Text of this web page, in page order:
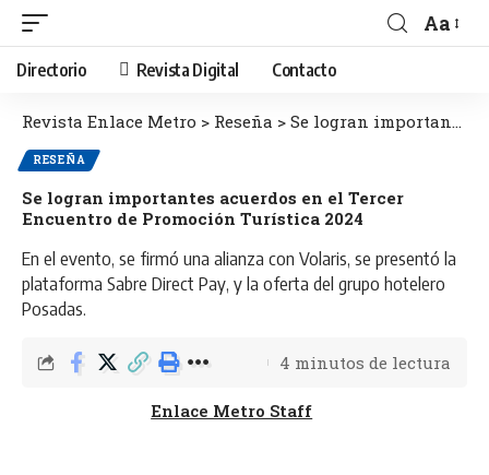
Aa
Directorio Revista Digital Contacto
Revista Enlace Metro > Reseña > Se logran importantes acuerdos en el Tercer Encuentro de Promoción Turística 2024
RESEÑA
Se logran importantes acuerdos en el Tercer
Encuentro de Promoción Turística 2024
En el evento, se firmó una alianza con Volaris, se presentó la
plataforma Sabre Direct Pay, y la oferta del grupo hotelero
Posadas.
Enlace Metro Staff
4 minutos de lectura